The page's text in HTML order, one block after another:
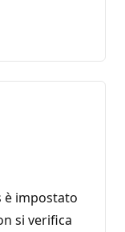
è impostato
si verifica